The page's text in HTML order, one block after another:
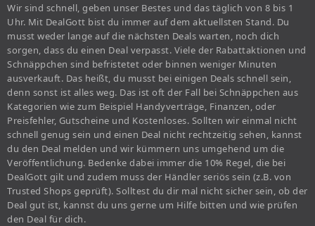
Wir sind schnell, geben unser Bestes und das täglich von 8 bis 1
Uhr. Mit DealGott bist du immer auf dem aktuellsten Stand. Du
musst weder lange auf die nächsten Deals warten, noch dich
sorgen, dass du einen Deal verpasst. Viele der Rabattaktionen und
Schnäppchen sind befristetet oder binnen weniger Minuten
ausverkauft. Das heißt, du musst bei einigen Deals schnell sein,
denn sonst ist alles weg. Das ist oft der Fall bei Schnäppchen aus
Kategorien wie zum Beispiel Handyverträge, Finanzen, oder
Preisfehler, Gutscheine und Kostenloses. Sollten wir einmal nicht
schnell genug sein und einen Deal nicht rechtzeitig sehen, kannst
du den Deal melden und wir kümmern uns umgehend um die
Veröffentlichung. Bedenke dabei immer die 10% Regel, die bei
DealGott gilt und zudem muss der Händler seriös sein (z.B. von
Trusted Shops geprüft). Solltest du dir mal nicht sicher sein, ob der
Deal gut ist, kannst du uns gerne um Hilfe bitten und wie prüfen
den Deal für dich.